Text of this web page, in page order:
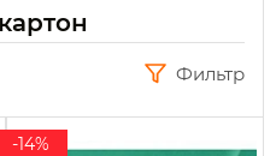
Фильтр
-14%